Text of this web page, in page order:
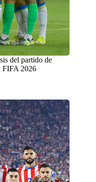
del partido de
FIFA 2026